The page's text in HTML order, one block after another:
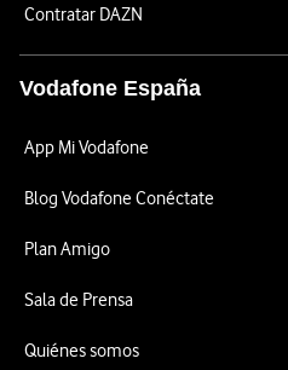
Contratar DAZN
Vodafone España
App Mi Vodafone
Blog Vodafone Conéctate
Plan Amigo
Sala de Prensa
Quiénes somos